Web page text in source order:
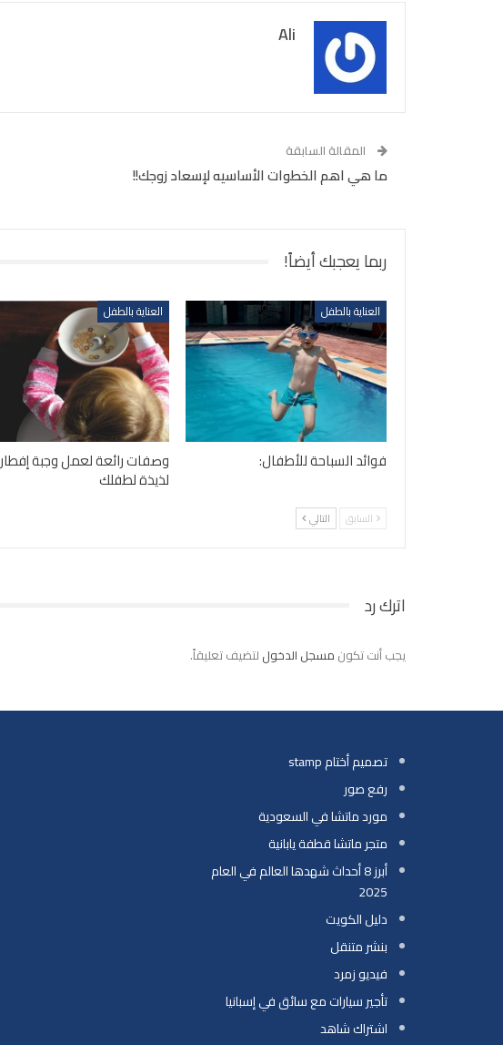
Ali
المقالة السابقة
ما هي اهم الخطوات الأساسيه لإسعاد زوجك!!
ربما يعجبك أيضاً!
العناية بالطفل
فوائد السباحة للأطفال:
العناية بالطفل
وصفات رائعة لعمل وجبة إفطار
لذيذة لطفلك
السابق التالي
اترك رد
يجب أنت تكون مسجل الدخول لتضيف تعليقاً.
تصميم أختام stamp
رفع صور
مورد ماتشا في السعودية
متجر ماتشا قطفة يابانية
أبرز 8 أحداث شهدها العالم في العام
2025
دليل الكويت
بنشر متنقل
فيديو زمرد
تأجير سيارات مع سائق في إسبانيا
اشتراك شاهد